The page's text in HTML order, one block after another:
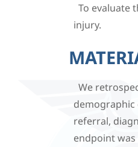
To evaluate
injury.
We
demographic
referral,
endpoint